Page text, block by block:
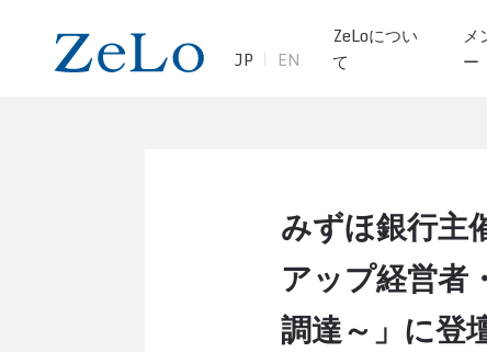
JP EN
ZeLoについ
て
メ
ー
みずほ銀行主
アップ経営者
調達～」に登